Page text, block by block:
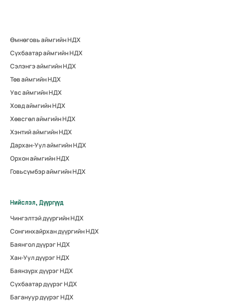
Өмнөговь аймгийн НДХ
Сүхбаатар аймгийн НДХ
Сэлэнгэ аймгийн НДХ
Төв аймгийн НДХ
Увс аймгийн НДХ
Ховд аймгийн НДХ
Хөвсгөл аймгийн НДХ
Хэнтий аймгийн НДХ
Дархан-Уул аймгийн НДХ
Орхон аймгийн НДХ
Говьсүмбэр аймгийн НДХ
Нийслэл, Дүүргүүд
Чингэлтэй дүүргийн НДХ
Сонгинхайрхан дүүргийн НДХ
Баянгол дүүрэг НДХ
Хан-Уул дүүрэг НДХ
Баянзүрх дүүрэг НДХ
Сүхбаатар дүүрэг НДХ
Багануур дүүрэг НДХ